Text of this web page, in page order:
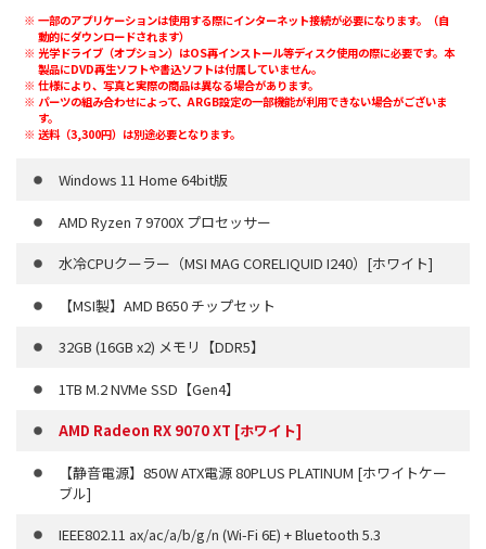
一部のアプリケーションは使用する際にインターネット接続が必要になります。（自
動的にダウンロードされます）
光学ドライブ（オプション）はOS再インストール等ディスク使用の際に必要です。本
製品にDVD再生ソフトや書込ソフトは付属していません。
仕様により、写真と実際の商品は異なる場合があります。
パーツの組み合わせによって、ARGB設定の一部機能が利用できない場合がございま
す。
送料（3,300円）は別途必要となります。
Windows 11 Home 64bit版
AMD Ryzen 7 9700X プロセッサー
水冷CPUクーラー（MSI MAG CORELIQUID I240）[ホワイト]
【MSI製】AMD B650 チップセット
32GB (16GB x2) メモリ【DDR5】
1TB M.2 NVMe SSD【Gen4】
AMD Radeon RX 9070 XT [ホワイト]
【静音電源】850W ATX電源 80PLUS PLATINUM [ホワイトケー
ブル]
IEEE802.11 ax/ac/a/b/g/n (Wi-Fi 6E) + Bluetooth 5.3